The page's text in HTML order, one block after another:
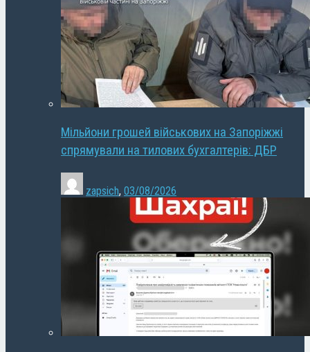
Мільйони грошей військових на Запоріжжі
спрямували на тилових бухгалтерів: ДБР
zapsich, 03/08/2026